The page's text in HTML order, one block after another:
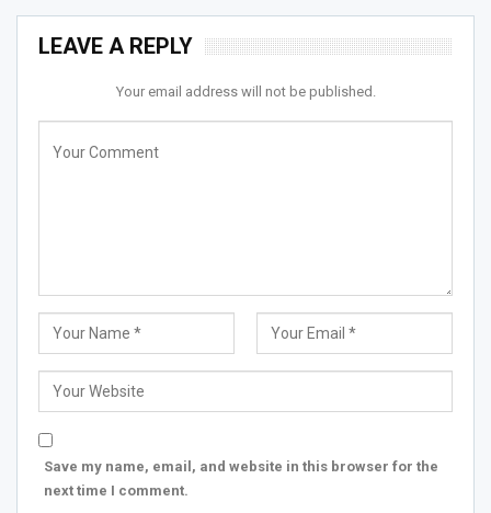
LEAVE A REPLY
Your email address will not be published.
Save my name, email, and website in this browser for the
next time I comment.